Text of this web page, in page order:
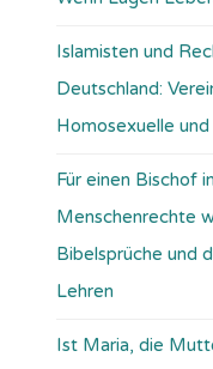
Islamisten und
Deutschland:
Homosexuelle und
Für einen Bischof
Menschenrechte
Bibelsprüche und
Lehren
Ist Maria, die